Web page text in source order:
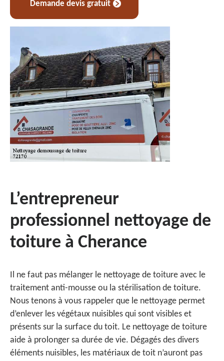
Demande devis gratuit
L’entrepreneur
professionnel nettoyage de
toiture à Cherance
Il ne faut pas mélanger le nettoyage de toiture avec le
traitement anti-mousse ou la stérilisation de toiture.
Nous tenons à vous rappeler que le nettoyage permet
d’enlever les végétaux nuisibles qui sont visibles et
présents sur la surface du toit. Le nettoyage de toiture
aide à prolonger sa durée de vie. Dégagés des divers
éléments nuisibles, les matériaux de toit n’auront pas